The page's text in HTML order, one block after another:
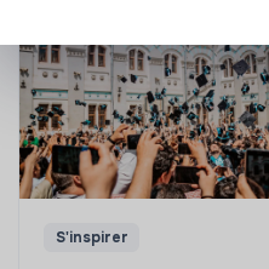
S'inspirer